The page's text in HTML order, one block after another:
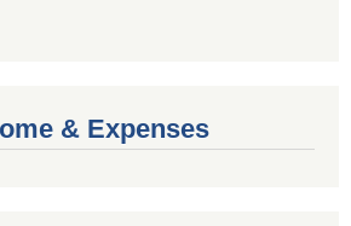
& Expenses